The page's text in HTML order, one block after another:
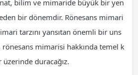
bilim ve mimaride büyük bir yen
bir dönemdir. Rönesans mimari
tarzını yansıtan önemli bir uns
mimarisi hakkında temel k
duracağız.